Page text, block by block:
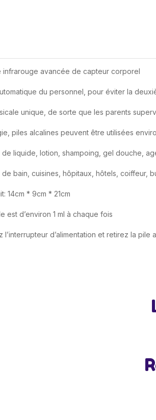
infrarouge avancée de capteur corporel
du personnel, pour éviter la
unique, de sorte que les parents
piles alcalines peuvent être utilisées
de liquide, lotion, shampoing, gel douche,
bain, cuisines, hôpitaux, hôtels, coiffeur,
14cm * 9cm * 21cm
est d’environ 1 ml à chaque fois
l’interrupteur d’alimentation et retirez la